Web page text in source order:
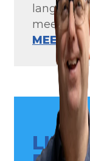
langs in
meer dan
MEER